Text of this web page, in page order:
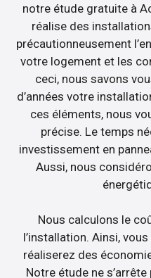
notre étude gratuite à
réalise des
précautionneusement
votre logement et les
ceci, nous savons
d’années votre
ces éléments, nous
précise. Le temps
investissement en
Aussi, nous
Nous calculons le
l’installation. Ainsi,
réaliserez des
Notre étude ne